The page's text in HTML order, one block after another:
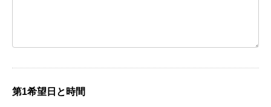
第1希望日と時間